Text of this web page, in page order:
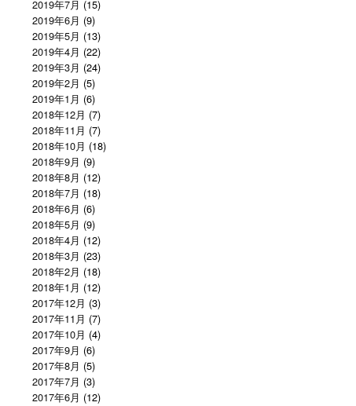
2019年7月 (15)
2019年6月 (9)
2019年5月 (13)
2019年4月 (22)
2019年3月 (24)
2019年2月 (5)
2019年1月 (6)
2018年12月 (7)
2018年11月 (7)
2018年10月 (18)
2018年9月 (9)
2018年8月 (12)
2018年7月 (18)
2018年6月 (6)
2018年5月 (9)
2018年4月 (12)
2018年3月 (23)
2018年2月 (18)
2018年1月 (12)
2017年12月 (3)
2017年11月 (7)
2017年10月 (4)
2017年9月 (6)
2017年8月 (5)
2017年7月 (3)
2017年6月 (12)